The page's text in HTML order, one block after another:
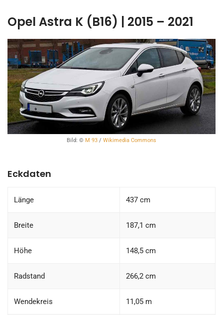
Opel Astra K (B16) | 2015 – 2021
Bild: © M 93 / Wikimedia Commons
Eckdaten
Länge 437 cm
Breite 187,1 cm
Höhe 148,5 cm
Radstand 266,2 cm
Wendekreis 11,05 m